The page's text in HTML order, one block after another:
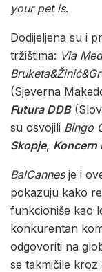
your pet is.
Dodijeljena su i
tržištima: Via
(Sjeverna
Futura DDB
su osvojili Bingo
Skopje, Koncern
BalCannes je i
pokazuju kako
funkcioniše kao
konkurentan
odgovoriti na
se takmičile kroz